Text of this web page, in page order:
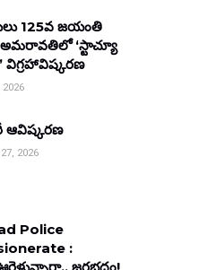
125వ జయంతి
అమరావతిలో ‘స్టాచ్యూ
విగ్రహావిష్కరణ
2026
ఆవిష్కరణ
27, 2026
Police
: